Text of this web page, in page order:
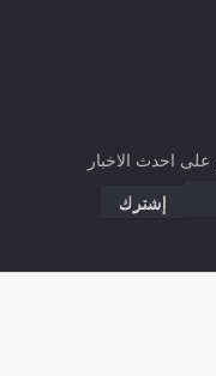
احدث الاخبار